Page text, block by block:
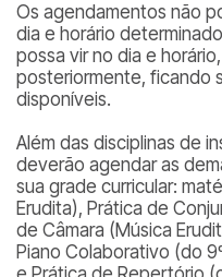
Os agendamentos não
dia e horário
possa vir no dia e
posteriormente, ficando
disponíveis.
Além das disciplinas de
deverão agendar as
sua grade curricular:
Erudita), Prática de
de Câmara (Música
Piano Colaborativo (do